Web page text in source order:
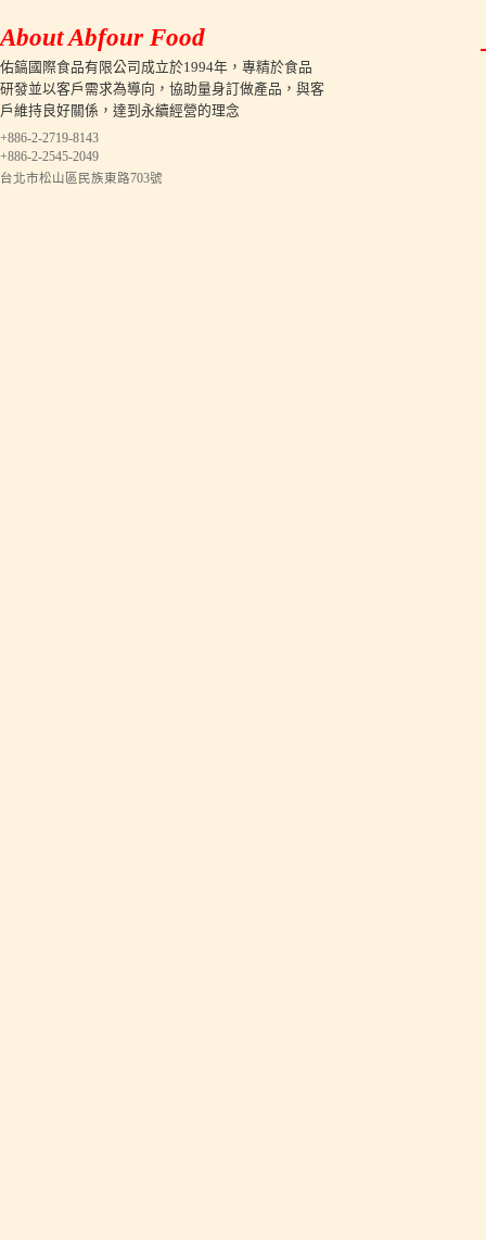
About Abfour Food
佑鎬國際食品有限公司成立於1994年，專精於食品
研發並以客戶需求為導向，協助量身訂做產品，與客
戶維持良好關係，達到永續經營的理念
+886-2-2719-8143
+886-2-2545-2049
台北市松山區民族東路703號